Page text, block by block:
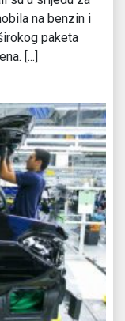
na benzin i
paketa
[...]